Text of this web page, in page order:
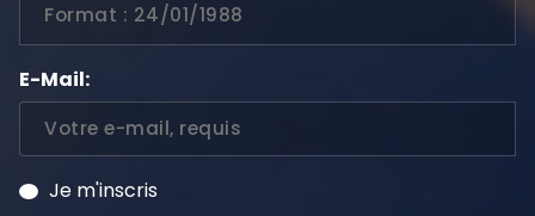
E-Mail:
Je m'inscris